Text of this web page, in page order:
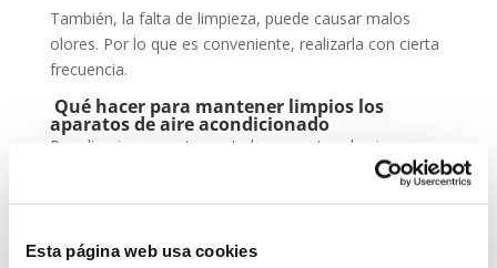
Esta página web usa cookies
También, la falta de limpieza, puede causar malos
olores. Por lo que es conveniente, realizarla con cierta
frecuencia.
Qué hacer para mantener limpios los
aparatos de aire acondicionado
Para limpiar correctamente los aparatos de aire
acondicionado, debes tener en cuenta los siguientes
Limpiar los filtros